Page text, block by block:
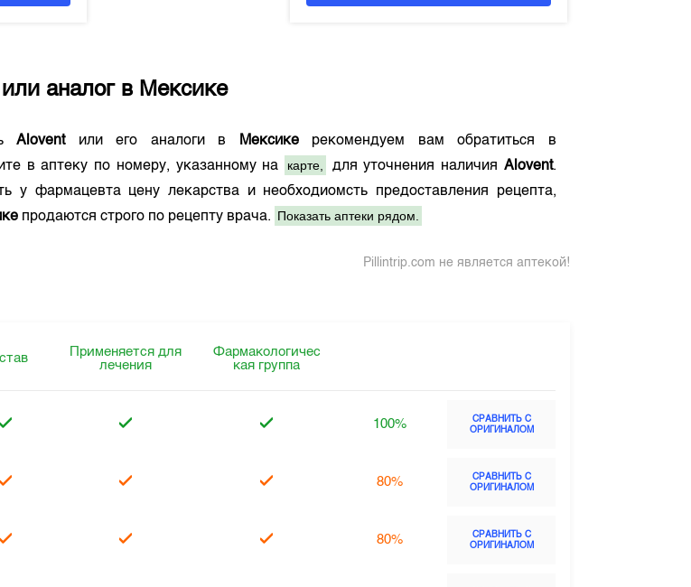
аналог в Мексике
Aloventили его аналоги в Мексикерекомендуем вам обратиться в
в аптеку по номеру, указанному на карте, для уточнения наличия Alovent.
у фармацевта цену лекарства и необходиомсть предоставления рецепта,
продаются строго по рецепту врача. Показать аптеки рядом.
Pillintrip.com не является аптекой!
Применяется для
лечения
Фармакологичес
кая группа
100%
СРАВНИТЬ С
ОРИГИНАЛОМ
80%
СРАВНИТЬ С
ОРИГИНАЛОМ
80%
СРАВНИТЬ С
ОРИГИНАЛОМ